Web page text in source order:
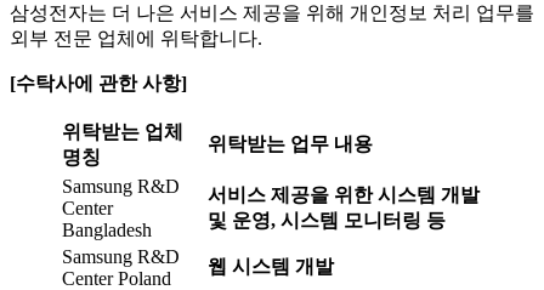
삼성전자는 더 나은 서비스 제공을 위해 개인정보 처리 업무를
외부 전문 업체에 위탁합니다.
[수탁사에 관한 사항]
위탁받는 업체
명칭
위탁받는 업무 내용
Samsung R&D
Center
Bangladesh
서비스 제공을 위한 시스템 개발
및 운영, 시스템 모니터링 등
Samsung R&D
Center Poland
웹 시스템 개발